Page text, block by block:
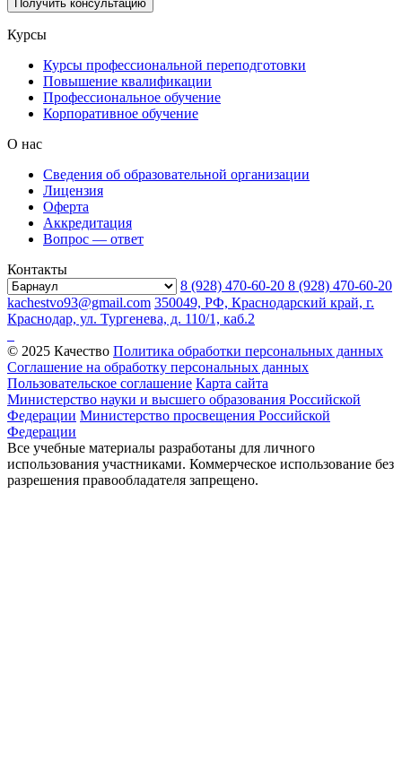
Курсы
Курсы профессиональной переподготовки
Повышение квалификации
Профессиональное обучение
Корпоративное обучение
О нас
Сведения об образовательной организации
Лицензия
Оферта
Аккредитация
Вопрос — ответ
Контакты
8 (928) 470-60-20 8 (928) 470-60-20
kachestvo93@gmail.com 350049, РФ, Краснодарский край, г.
Краснодар, ул. Тургенева, д. 110/1, каб.2
© 2025 Качество Политика обработки персональных данных
Соглашение на обработку персональных данных
Пользовательское соглашение Карта сайта
Министерство науки и высшего образования Российской
Федерации Министерство просвещения Российской
Федерации
Все учебные материалы разработаны для личного
использования участниками. Коммерческое использование без
разрешения правообладателя запрещено.